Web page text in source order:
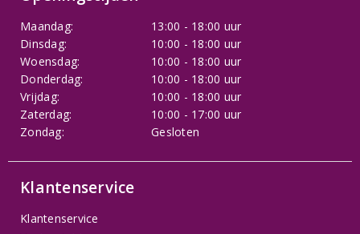
Maandag:
13:00 - 18:00 uur
Dinsdag:
10:00 - 18:00 uur
Woensdag:
10:00 - 18:00 uur
Donderdag:
10:00 - 18:00 uur
Vrijdag:
10:00 - 18:00 uur
Zaterdag:
10:00 - 17:00 uur
Zondag:
Gesloten
Klantenservice
Klantenservice